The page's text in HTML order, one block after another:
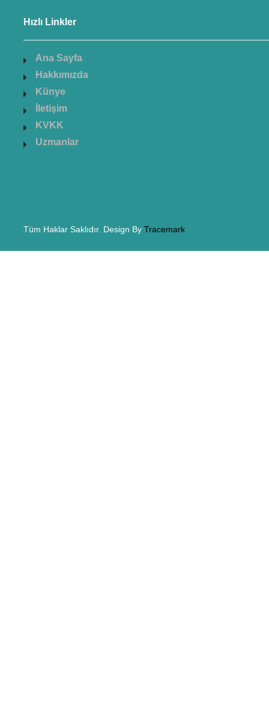
Hızlı Linkler
Ana Sayfa
Hakkımızda
Künye
İletişim
KVKK
Uzmanlar
Tüm Haklar Saklıdır. Design ByTracemark